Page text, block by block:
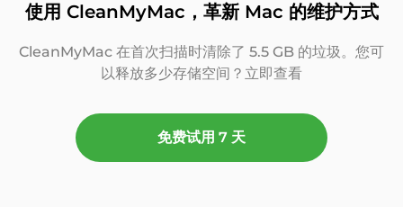
使用 CleanMyMac，革新 Mac 的维护方式
CleanMyMac 在首次扫描时清除了 5.5 GB 的垃圾。 您可
以释放多少存储空间？立即查看
免费试用 7 天